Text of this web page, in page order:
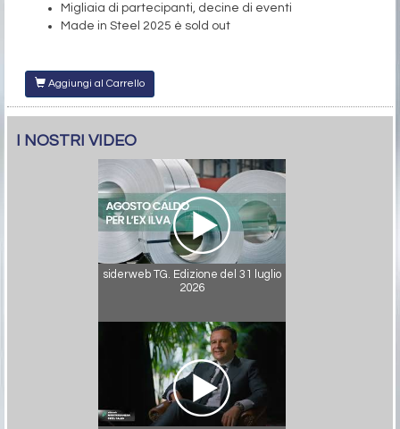
Migliaia di partecipanti, decine di eventi
Made in Steel 2025 è sold out
Aggiungi al Carrello
I NOSTRI VIDEO
siderweb TG. Edizione del 31 luglio
2026